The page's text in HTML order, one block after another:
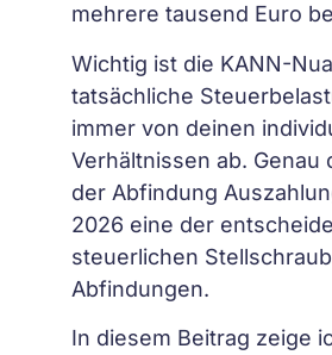
mehrere tausend Euro
Wichtig ist die KANN-
tatsächliche
immer von deinen
Verhältnissen ab. Genau
der Abfindung
2026 eine der
steuerlichen
Abfindungen.
In diesem Beitrag zeige